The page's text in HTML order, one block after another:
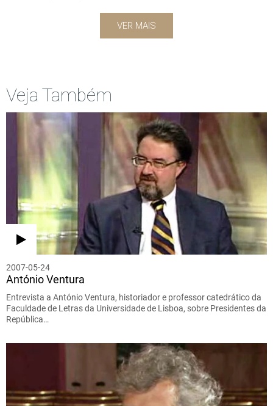
VER MAIS
Veja Também
2007-05-24
António Ventura
Entrevista a António Ventura, historiador e professor catedrático da
Faculdade de Letras da Universidade de Lisboa, sobre Presidentes da
República…